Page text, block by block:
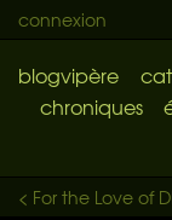
connexion
blogvipère
chroniques
< For the Love of